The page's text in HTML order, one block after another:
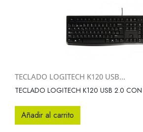
TECLADO LOGITECH K120 USB...
TECLADO LOGITECH K120 USB 2.0
Añadir al carrito